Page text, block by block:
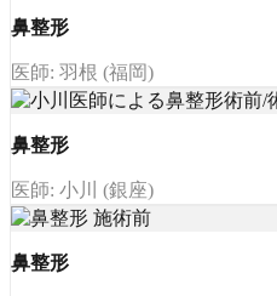
鼻整形
医師: 羽根 (福岡)
鼻整形
医師: 小川 (銀座)
鼻整形